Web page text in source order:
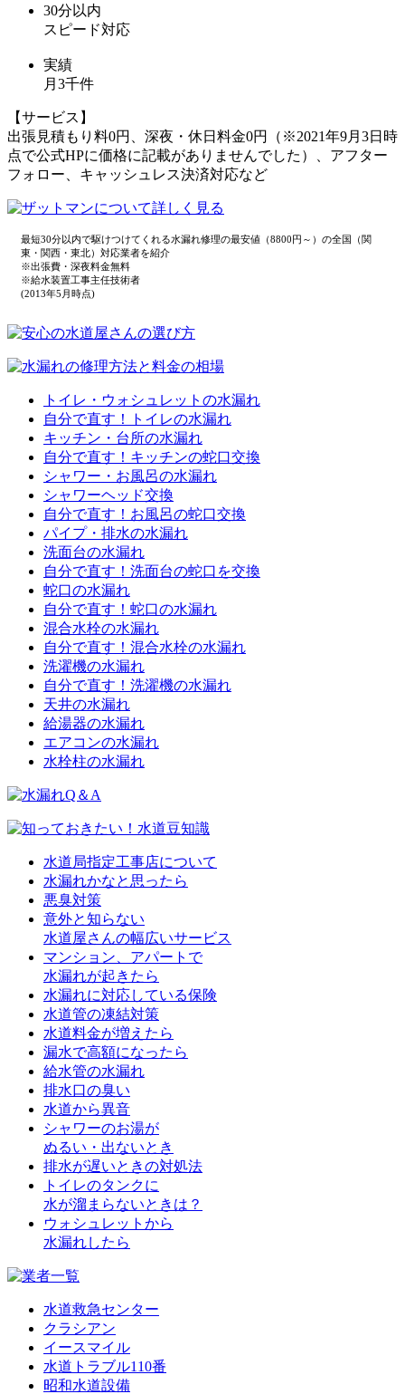
30分 以内
スピード対応
実績
月3千件
【サービス】
出張見積もり料0円、深夜・休日料金0円（※2021年9月3日時
点で公式HPに価格に記載がありませんでした）、アフター
フォロー、キャッシュレス決済対応など
最短30分以内で駆けつけてくれる水漏れ修理の最安値（8800円～）の全国（関
東・関西・東北）対応業者を紹介
※出張費・深夜料金無料
※給水装置工事主任技術者
(2013年5月時点)
トイレ・ウォシュレットの水漏れ
自分で直す！トイレの水漏れ
キッチン・台所の水漏れ
自分で直す！キッチンの蛇口交換
シャワー・お風呂の水漏れ
シャワーヘッド交換
自分で直す！お風呂の蛇口交換
パイプ・排水の水漏れ
洗面台の水漏れ
自分で直す！洗面台の蛇口を交換
蛇口の水漏れ
自分で直す！蛇口の水漏れ
混合水栓の水漏れ
自分で直す！混合水栓の水漏れ
洗濯機の水漏れ
自分で直す！洗濯機の水漏れ
天井の水漏れ
給湯器の水漏れ
エアコンの水漏れ
水栓柱の水漏れ
水道局指定工事店について
水漏れかなと思ったら
悪臭対策
意外と知らない
水道屋さんの幅広いサービス
マンション、アパートで
水漏れが起きたら
水漏れに対応している保険
水道管の凍結対策
水道料金が増えたら
漏水で高額になったら
給水管の水漏れ
排水口の臭い
水道から異音
シャワーのお湯が
ぬるい・出ないとき
排水が遅いときの対処法
トイレのタンクに
水が溜まらないときは？
ウォシュレットから
水漏れしたら
水道救急センター
クラシアン
イースマイル
水道トラブル110番
昭和水道設備